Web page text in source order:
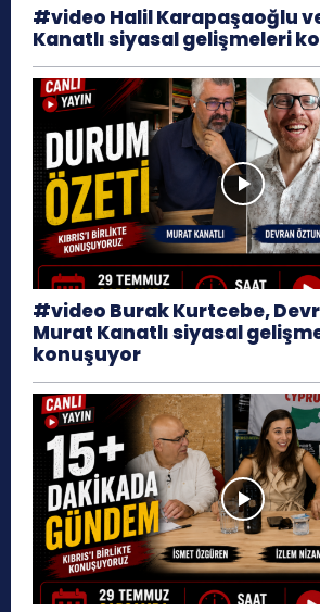
#video Halil Karapaşaoğlu
Kanatlı siyasal gelişmeleri
#video Burak Kurtcebe,
Murat Kanatlı siyasal
konuşuyor